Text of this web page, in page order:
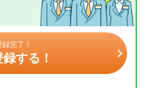
完了！
する！